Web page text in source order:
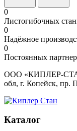
0
Листогибочных
0
Надёжное
0
Постоянных
ООО «КИПЛЕР-
обл, г. Копейск, пр.
Каталог